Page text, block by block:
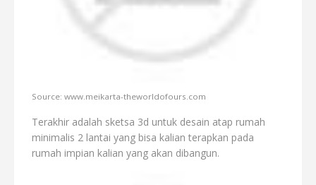
Source: www.meikarta-theworldofours.com
Terakhir adalah sketsa 3d untuk desain atap rumah
minimalis 2 lantai yang bisa kalian terapkan pada
rumah impian kalian yang akan dibangun.